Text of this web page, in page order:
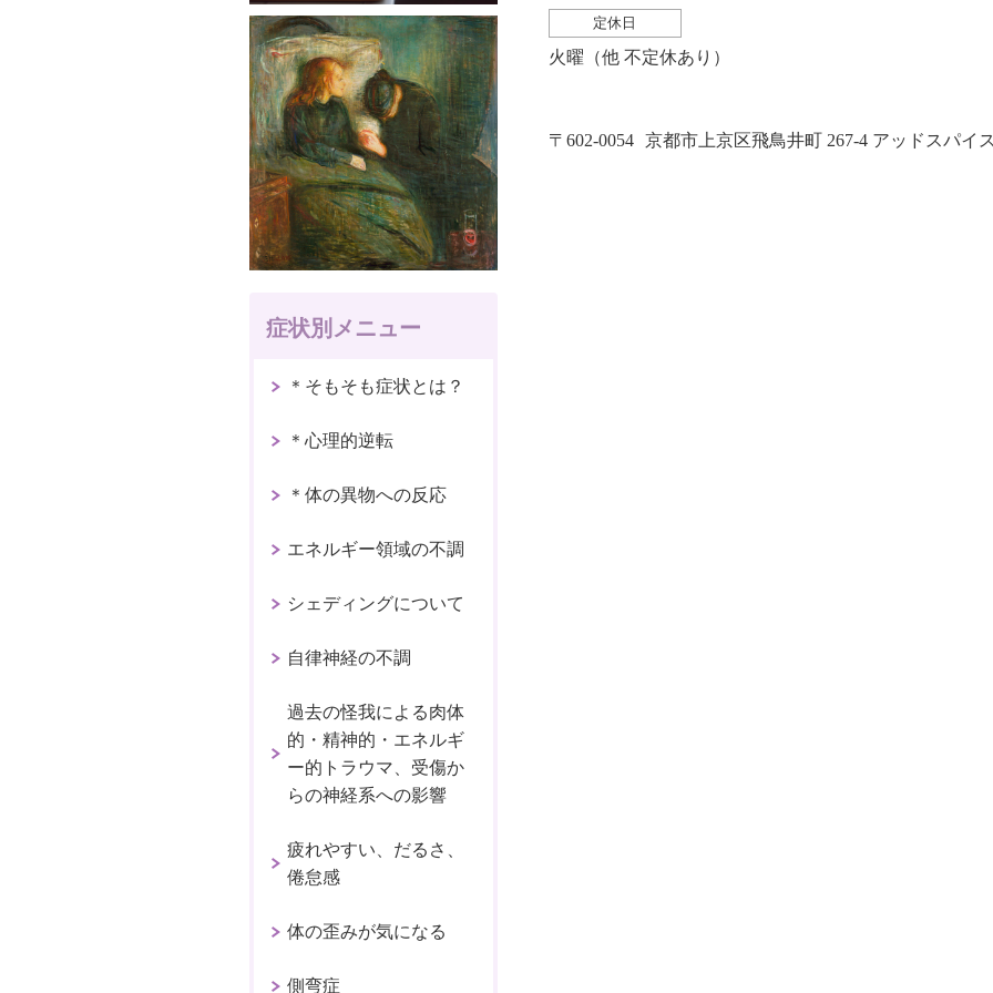
定休日
火曜（他 不定休あり）
〒602-0054 京都市上京区飛鳥井町 267-4 アッドスパイ
症状別メニュー
＊そもそも症状とは？
＊心理的逆転
＊体の異物への反応
エネルギー領域の不調
シェディングについて
自律神経の不調
過去の怪我による肉体
的・精神的・エネルギ
ー的トラウマ、受傷か
らの神経系への影響
疲れやすい、だるさ、
倦怠感
体の歪みが気になる
側弯症